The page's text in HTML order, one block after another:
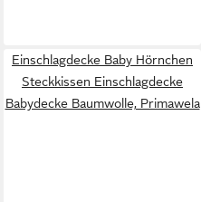
Einschlagdecke Baby Hörnchen
Steckkissen Einschlagdecke
Babydecke Baumwolle, Primawela